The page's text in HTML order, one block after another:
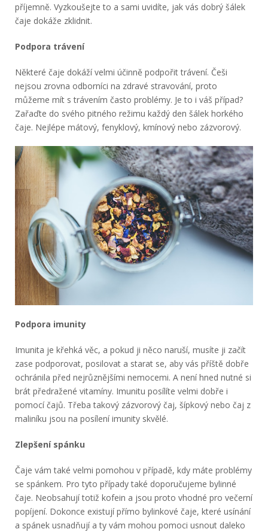
příjemně. Vyzkoušejte to a sami uvidíte, jak vás dobrý šálek
čaje dokáže zklidnit.
Podpora trávení
Některé čaje dokáží velmi účinně podpořit trávení. Češi
nejsou zrovna odborníci na zdravé stravování, proto
můžeme mít s trávením často problémy. Je to i váš případ?
Zařaďte do svého pitného režimu každý den šálek horkého
čaje. Nejlépe mátový, fenyklový, kmínový nebo zázvorový.
Podpora imunity
Imunita je křehká věc, a pokud ji něco naruší, musíte ji začít
zase podporovat, posilovat a starat se, aby vás příště dobře
ochránila před nejrůznějšími nemocemi. A není hned nutné si
brát předražené vitamíny. Imunitu posílíte velmi dobře i
pomocí čajů. Třeba takový zázvorový čaj, šípkový nebo čaj z
maliníku jsou na posílení imunity skvělé.
Zlepšení spánku
Čaje vám také velmi pomohou v případě, kdy máte problémy
se spánkem. Pro tyto případy také doporučujeme bylinné
čaje. Neobsahují totiž kofein a jsou proto vhodné pro večerní
popíjení. Dokonce existují přímo bylinkové čaje, které usínání
a spánek usnadňují a ty vám mohou pomoci usnout daleko